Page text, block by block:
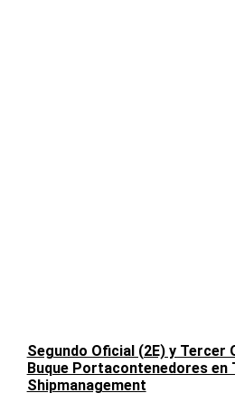
Segundo Oficial (2E) y Tercer
Buque Portacontenedores en
Shipmanagement